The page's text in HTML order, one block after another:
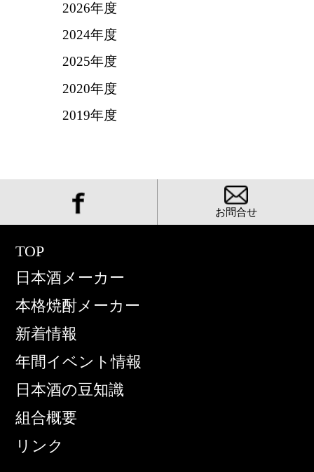
2026年度
2024年度
2025年度
2020年度
2019年度
お問合せ
TOP
日本酒メーカー
本格焼酎メーカー
新着情報
年間イベント情報
日本酒の豆知識
組合概要
リンク